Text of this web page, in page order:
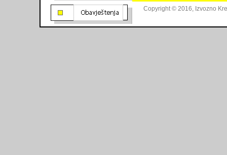
Konkursi
Copyright © 2016, Izvozno